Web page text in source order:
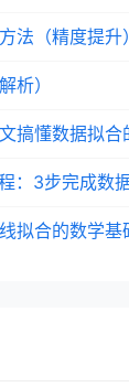
法（精度提升）
析）
搞懂数据拟合
：3步完成数
拟合的数学基